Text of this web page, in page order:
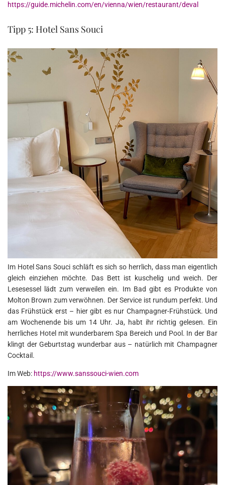
https://guide.michelin.com/en/vienna/wien/restaurant/deval
Tipp 5: Hotel Sans Souci
Im Hotel Sans Souci schläft es sich so herrlich, dass man eigentlich
gleich einziehen möchte. Das Bett ist kuschelig und weich. Der
Lesesessel lädt zum verweilen ein. Im Bad gibt es Produkte von
Molton Brown zum verwöhnen. Der Service ist rundum perfekt. Und
das Frühstück erst – hier gibt es nur Champagner-Frühstück. Und
am Wochenende bis um 14 Uhr. Ja, habt ihr richtig gelesen. Ein
herrliches Hotel mit wunderbarem Spa Bereich und Pool. In der Bar
klingt der Geburtstag wunderbar aus – natürlich mit Champagner
Cocktail.
Im Web: https://www.sanssouci-wien.com